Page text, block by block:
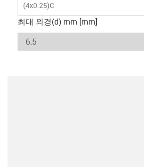
(4x0.25)C
최대 외경(d) mm [mm]